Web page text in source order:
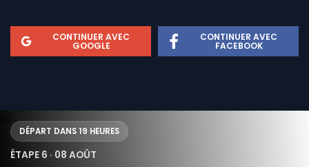
DÉPART DANS 19 HEURES
ÉTAPE 6 · 08 AOÛT
CONTINUER AVEC
GOOGLE
CONTINUER AVEC
FACEBOOK